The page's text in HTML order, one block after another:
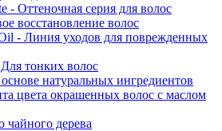
- Оттеночная серия для волос
восстановление волос
- Линия уходов для поврежденных
тонких волос
натуральных ингредиентов
цвета окрашенных волос с маслом
дерева